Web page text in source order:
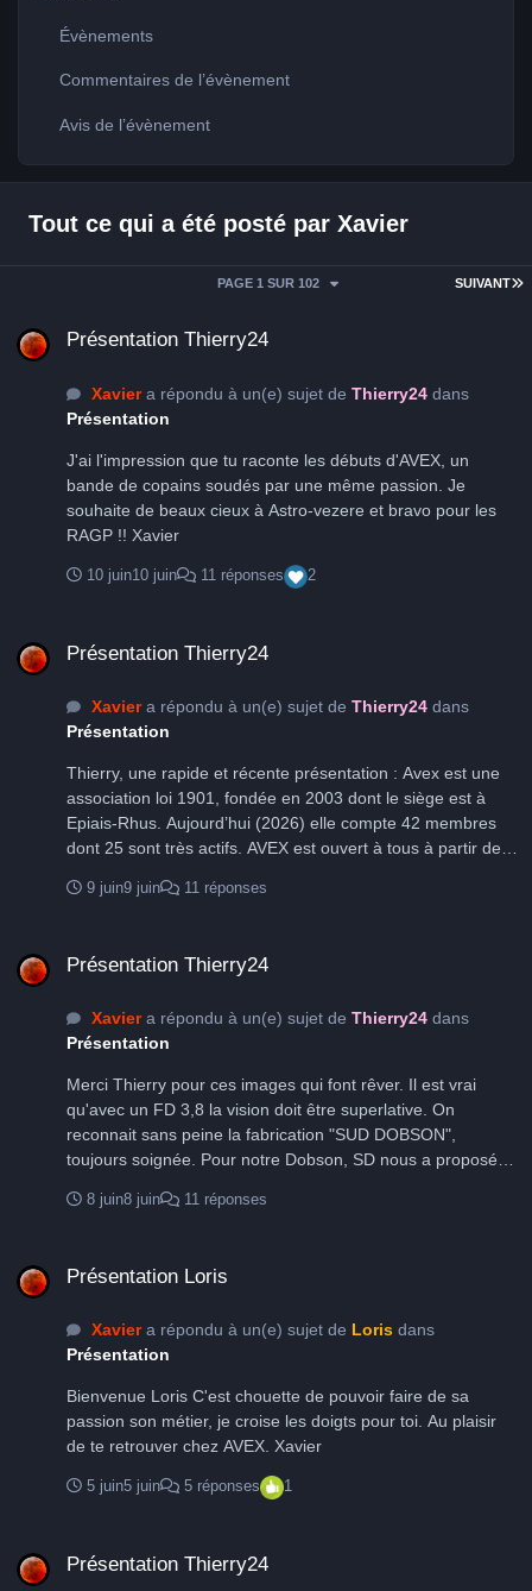
Évènements
Commentaires de l’évènement
Avis de l’évènement
Tout ce qui a été posté par Xavier
SUIVANT
PAGE 1 SUR 102
Présentation Thierry24
Xaviera répondu à un(e) sujet de Thierry24dans
Présentation
J'ai l'impression que tu raconte les débuts d'AVEX, un
bande de copains soudés par une même passion. Je
souhaite de beaux cieux à Astro-vezere et bravo pour les
RAGP !! Xavier
10 juin10 juin 11 réponses 2
Présentation Thierry24
Xaviera répondu à un(e) sujet de Thierry24dans
Présentation
Thierry, une rapide et récente présentation : Avex est une
association loi 1901, fondée en 2003 dont le siège est à
Epiais-Rhus. Aujourd’hui (2026) elle compte 42 membres
dont 25 sont très actifs. AVEX est ouvert à tous à partir de
du ciel. AVEX est spécialisée dans les techniques de
domaine. Notre objectif est de partager nos savoirs et nos
mensuelles et lors des sorties « astro » d’une soirée, un
weekend ou une semaine. AVEX est également très
Le forum AVEX (avex-asso.org), l’un des 3 forums
d’astronomie amateur en France, - les célèbres carte de
Pollution lumineuse AVEX, France et Europe, reconnues
bien au-delà du monde de l’astronomie amateur et
régulièrement reprises dans la presse écrite ou télévisuelle.
attachée à répondre aux sollicitations des collectivités pour
organisation de soirées astro publiques (Epiais-Rhus,
Ambleville, Berville, Auvers-sur-Oise, etc.) - interventions en
associations ou mouvements de jeunesse (Scouts de
France, En marche, etc.) - Mise en place d’une « Exposition
» qui regroupe les plus belles images réalisées par les
(télescopes, montures, etc.) et propose régulièrement des
9 juin9 juin 11 réponses
Présentation Thierry24
Xaviera répondu à un(e) sujet de Thierry24dans
Présentation
Merci Thierry pour ces images qui font rêver. Il est vrai
qu'avec un FD 3,8 la vision doit être superlative. On
reconnait sans peine la fabrication "SUD DOBSON",
toujours soignée. Pour notre Dobson, SD nous a proposé le
question ! A bientôt
8 juin8 juin 11 réponses
Présentation Loris
Xaviera répondu à un(e) sujet de Lorisdans
Présentation
Bienvenue Loris C'est chouette de pouvoir faire de sa
passion son métier, je croise les doigts pour toi. Au plaisir
de te retrouver chez AVEX. Xavier
5 juin5 juin 5 réponses 1
Présentation Thierry24